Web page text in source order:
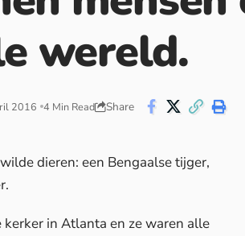
wereld.
2016 4 Min Read Share
dieren: een Bengaalse tijger,
in Atlanta en ze waren alle